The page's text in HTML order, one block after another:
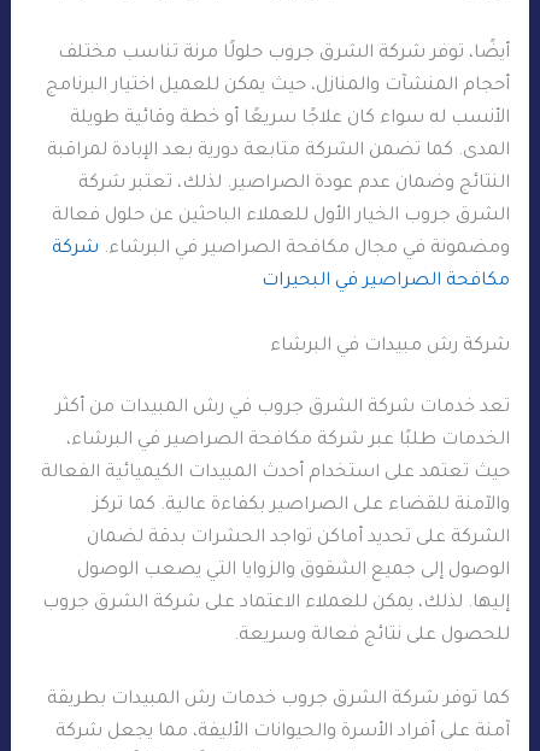
أيضًا، توفر شركة الشرق جروب حلولًا مرنة تناسب مختلف
أحجام المنشآت والمنازل، حيث يمكن للعميل اختيار البرنامج
الأنسب له سواء كان علاجًا سريعًا أو خطة وقائية طويلة
المدى. كما تضمن الشركة متابعة دورية بعد الإبادة لمراقبة
النتائج وضمان عدم عودة الصراصير. لذلك، تعتبر شركة
الشرق جروب الخيار الأول للعملاء الباحثين عن حلول فعالة
ومضمونة في مجال مكافحة الصراصير في البرشاء. شركة
مكافحة الصراصير في البحيرات
شركة رش مبيدات في البرشاء
تعد خدمات شركة الشرق جروب في رش المبيدات من أكثر
الخدمات طلبًا عبر شركة مكافحة الصراصير في البرشاء،
حيث تعتمد على استخدام أحدث المبيدات الكيميائية الفعالة
والآمنة للقضاء على الصراصير بكفاءة عالية. كما تركز
الشركة على تحديد أماكن تواجد الحشرات بدقة لضمان
الوصول إلى جميع الشقوق والزوايا التي يصعب الوصول
إليها. لذلك، يمكن للعملاء الاعتماد على شركة الشرق جروب
للحصول على نتائج فعالة وسريعة.
كما توفر شركة الشرق جروب خدمات رش المبيدات بطريقة
آمنة على أفراد الأسرة والحيوانات الأليفة، مما يجعل شركة